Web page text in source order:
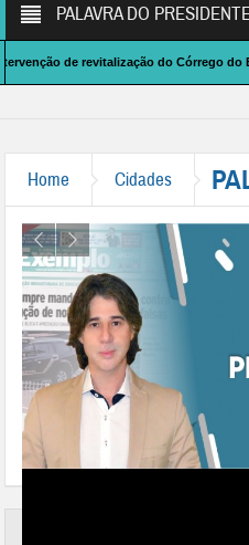
PALAVRA DO
de revitalização do Córrego do Barnabé
Home Cidades
PRESIDENTE